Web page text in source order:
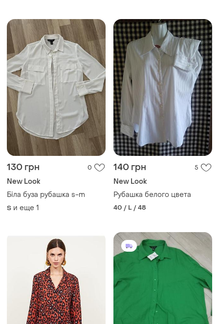
130 грн 0
New Look
Біла буза рубашка s-m
S и еще 1
140 грн 5
New Look
Рубашка белого цвета
40 / L / 48